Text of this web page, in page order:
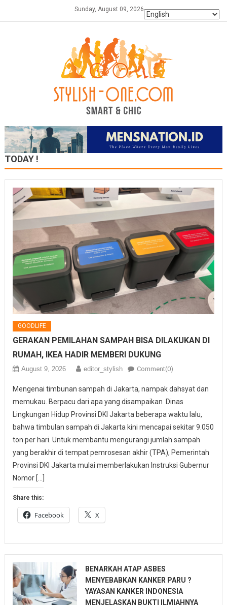
Sunday, August 09, 2026
TODAY !
GOODLIFE
GERAKAN PEMILAHAN SAMPAH BISA DILAKUKAN DI
RUMAH, IKEA HADIR MEMBERI DUKUNG
August 9, 2026 editor_stylish Comment(0)
Mengenai timbunan sampah di Jakarta, nampak dahsyat dan
memukau. Berpacu dari apa yang disampaikan Dinas
Lingkungan Hidup Provinsi DKI Jakarta beberapa waktu lalu,
bahwa timbulan sampah di Jakarta kini mencapai sekitar 9.050
ton per hari. Untuk membantu mengurangi jumlah sampah
yang berakhir di tempat pemrosesan akhir (TPA), Pemerintah
Provinsi DKI Jakarta mulai memberlakukan Instruksi Gubernur
Nomor […]
Share this:
Facebook X
BENARKAH ATAP ASBES
MENYEBABKAN KANKER PARU ?
YAYASAN KANKER INDONESIA
MENJELASKAN BUKTI ILMIAHNYA